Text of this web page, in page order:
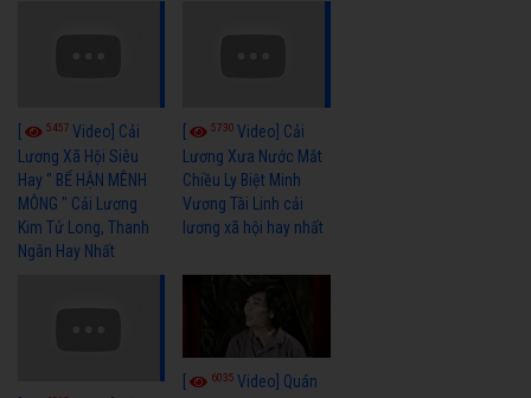
5457 Video] Cải
Lương Xã Hội Siêu
Hay " BỂ HẬN MÊNH
MÔNG " Cải Lương
Kim Tử Long, Thanh
Ngân Hay Nhất
5730Video] Cải
Lương Xưa Nước Mắt
Chiều Ly Biệt Minh
Vương Tài Linh cải
lương xã hội hay nhất
6035Video] Quán